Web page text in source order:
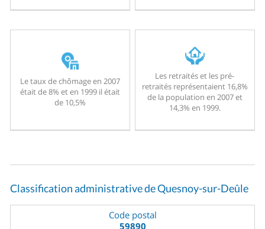
Le taux de chômage en 2007
était de 8% et en 1999 il était
de 10,5%
Les retraités et les pré-
retraités représentaient 16,8%
de la population en 2007 et
14,3% en 1999.
Classification administrative de Quesnoy-sur-Deûle
Code postal
59890